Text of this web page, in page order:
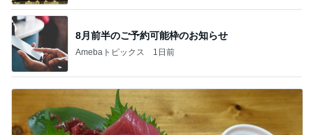
8月前半のご予約可能枠のお知らせ
Amebaトピックス 1日前